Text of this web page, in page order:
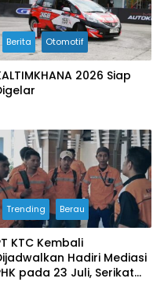
Berita Otomotif
2026 Siap
Trending Berau
KTC Kembali
Hadiri Mediasi
pada 23 Juli, Serikat